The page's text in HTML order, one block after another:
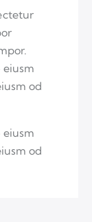
od
od